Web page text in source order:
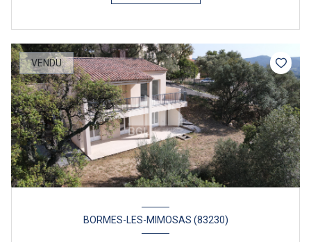
VENDU
BORMES-LES-MIMOSAS (83230)